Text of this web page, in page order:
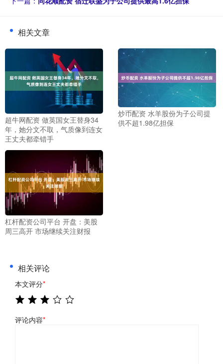
相关文章
超牛网配资 做英国女王替身34
年，她分文不取，气质像到连女
王丈夫都牵错手
炒币配资 水羊股份为子公司提
供不超1.98亿担保
杠杆配资公司平台 开盘：美股
周三高开 市场继续关注财报
相关评论
本文评分*
评论内容*